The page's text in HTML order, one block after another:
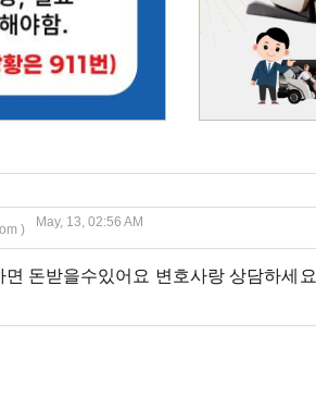
) May, 13, 02:56 AM
면 돈받을수있어요 변호사랑 상담하세요